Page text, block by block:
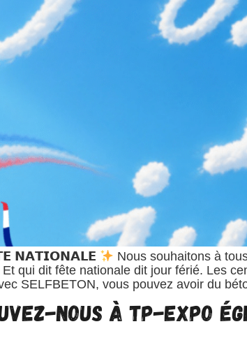
𝗡𝗔𝗧𝗜𝗢𝗡𝗔𝗟𝗘
Nous souhaitons à
Et qui dit fête nationale dit jour férié. Les
SELFBETON, vous pouvez avoir du
nous à TP-EXPO